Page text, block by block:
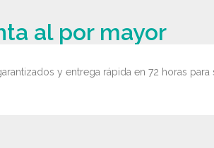
al por mayor
y entrega rápida en 72 horas para